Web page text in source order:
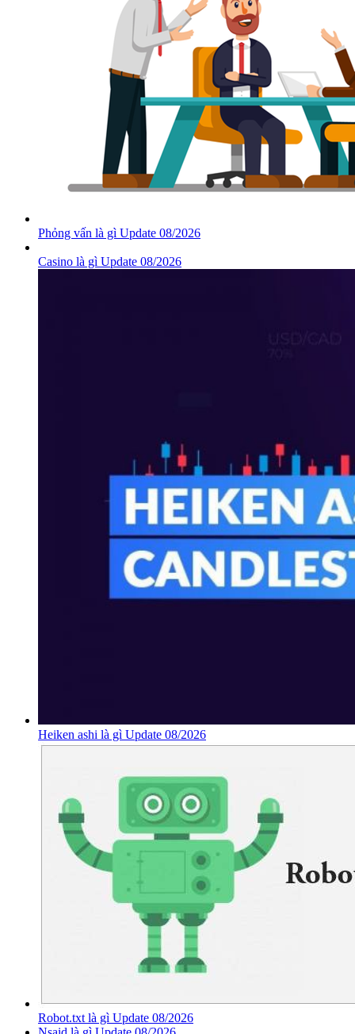
Phỏng vấn là gì Update 08/2026
Casino là gì Update 08/2026
Heiken ashi là gì Update 08/2026
Robot.txt là gì Update 08/2026